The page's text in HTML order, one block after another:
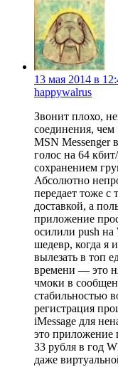
13 мая 2014 в
happywalrus
Звонит плохо,
соединения,
MSN Messenger
голос на 64
сохранением
Абсолютно
передает тоже с
доставкой, а
приложение
осилили push на
шедевр, когда я
вылезать в топ
времени — это
чмоки в
стабильностью
регистрация
iMessage для
это приложение
33 рубля в год
даже